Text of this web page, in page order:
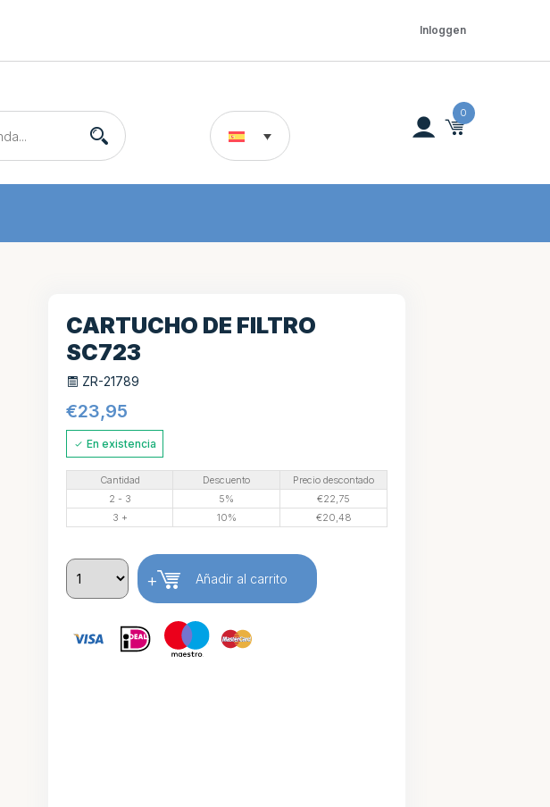
Inloggen
0
CARTUCHO DE FILTRO
SC723
ZR-21789
€23,95
En existencia
Cantidad Descuento
Precio descontado
2 - 3
5% €22,75
3 +
10% €20,48
+ Añadir al carrito